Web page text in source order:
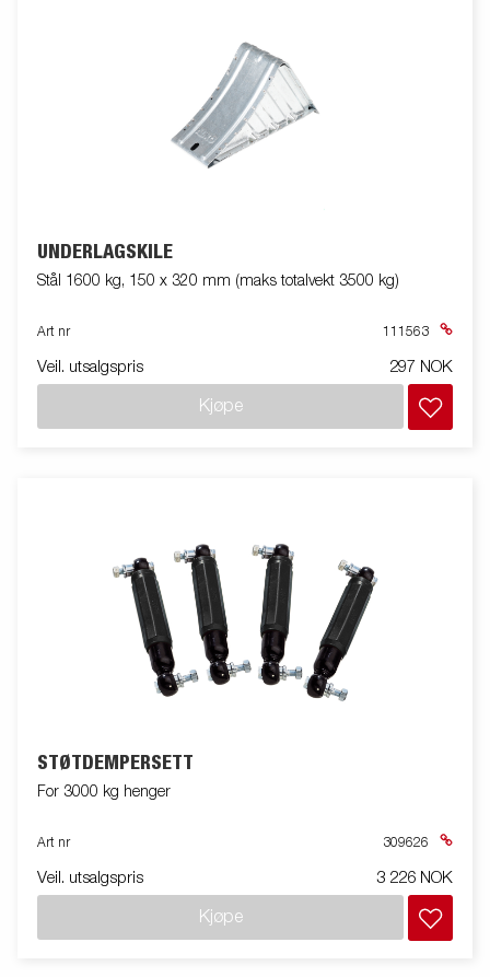
UNDERLAGSKILE
Stål 1600 kg, 150 x 320 mm (maks totalvekt 3500 kg)
Art nr 111563
Veil. utsalgspris 297 NOK
Kjøpe
STØTDEMPERSETT
For 3000 kg henger
Art nr 309626
Veil. utsalgspris 3 226 NOK
Kjøpe